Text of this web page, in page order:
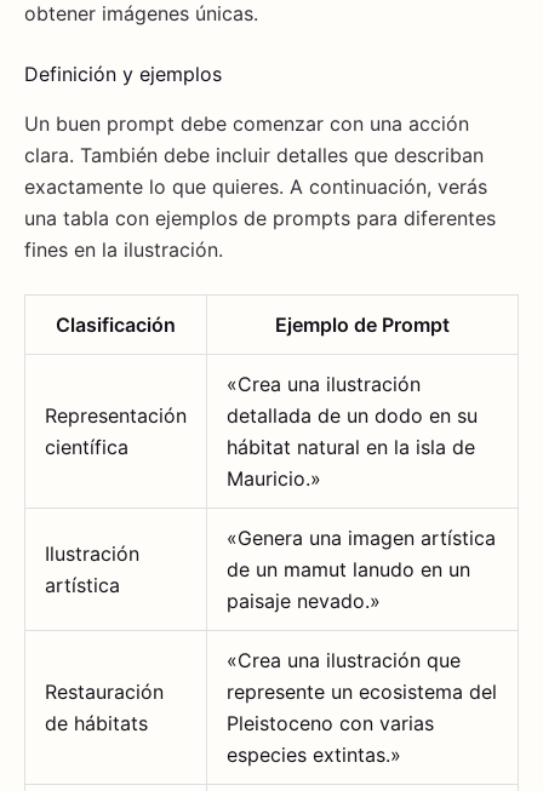
obtener imágenes únicas.
Definición y ejemplos
Un buen prompt debe comenzar con una acción
clara. También debe incluir detalles que describan
exactamente lo que quieres. A continuación, verás
una tabla con ejemplos de prompts para diferentes
fines en la ilustración.
Clasificación Ejemplo de Prompt
Representación
científica
«Crea una ilustración
detallada de un dodo en su
hábitat natural en la isla de
Mauricio.»
Ilustración
artística
«Genera una imagen artística
de un mamut lanudo en un
paisaje nevado.»
Restauración
de hábitats
«Crea una ilustración que
represente un ecosistema del
Pleistoceno con varias
especies extintas.»